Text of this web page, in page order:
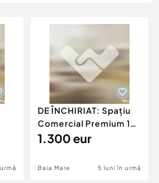
profesionale
DE ÎNCHIRIAT: Spațiu
Comercial Premium 146
mp – Vizibili
1.300 eur
Baia Mare 5 luni în urmă